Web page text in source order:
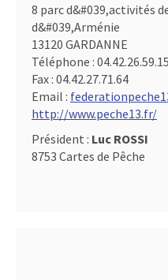
8 parc d&#039,activités
d&#039,Arménie
13120 GARDANNE
Téléphone : 04.42.26.59.15
Fax : 04.42.27.71.64
Email :
http://www.peche13.fr/
Président : Luc ROSSI
8753 Cartes de Pêche